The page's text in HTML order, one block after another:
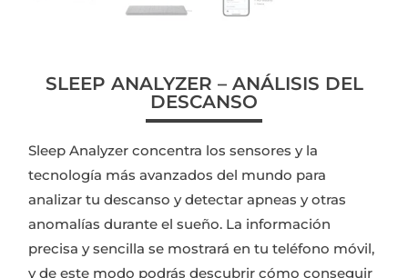
SLEEP ANALYZER – ANÁLISIS DEL
DESCANSO
Sleep Analyzer concentra los sensores y la
tecnología más avanzados del mundo para
analizar tu descanso y detectar apneas y otras
anomalías durante el sueño. La información
precisa y sencilla se mostrará en tu teléfono móvil,
y de este modo podrás descubrir cómo conseguir